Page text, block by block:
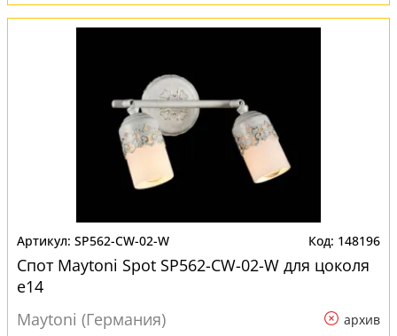
SP562-CW-02-W 148196
Спот Maytoni Spot SP562-CW-02-W для цоколя
e14
Maytoni (Германия)
архив